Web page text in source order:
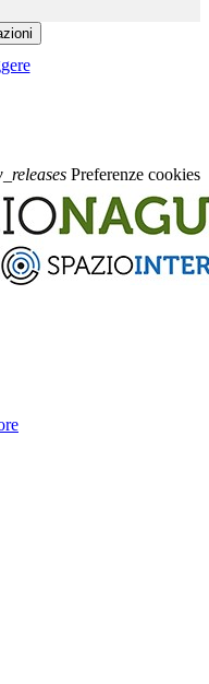
Preferenze cookies